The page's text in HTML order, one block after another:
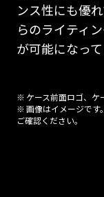
ンス性にも優
らのライティ
が可能になって
※ ケース前面ロゴ、ケ
※ 画像はイメージです
ご確認ください。